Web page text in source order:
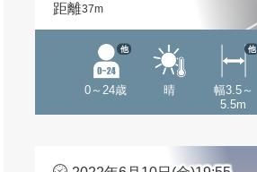
距離37m
0～24歳
他
晴
幅3.5～
5.5m
他